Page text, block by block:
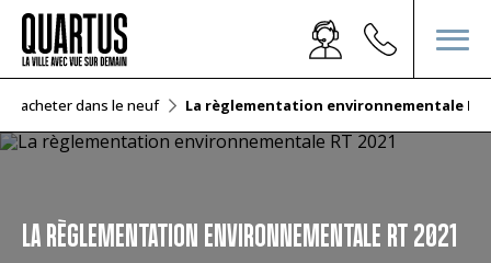
d'acheter dans le neuf La règlementation environnementale RT
LA RÈGLEMENTATION ENVIRONNEMENTALE RT 2021